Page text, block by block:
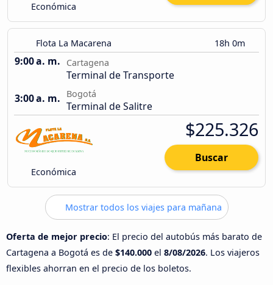
Económica
Flota La Macarena 18h 0m
9:00 a. m. Cartagena
Terminal de Transporte
3:00 a. m.
Bogotá
Terminal de Salitre
Económica
$225.326
Buscar
Mostrar todos los viajes para mañana
Oferta de mejor precio: El precio del autobús más barato de
Cartagena a Bogotá es de $140.000 el 8/08/2026. Los viajeros
flexibles ahorran en el precio de los boletos.